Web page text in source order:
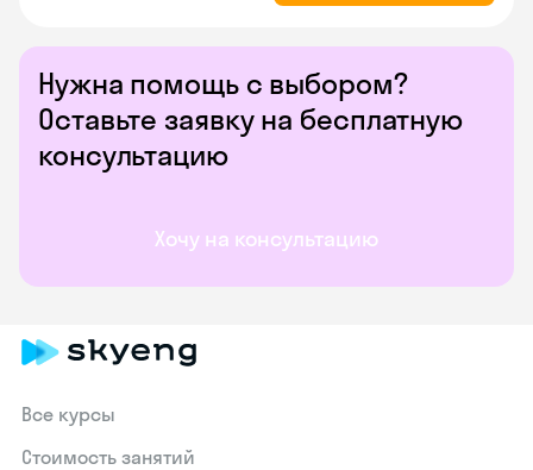
Нужна помощь с выбором?
Оставьте заявку на бесплатную
консультацию
Хочу на консультацию
Все курсы
Стоимость занятий